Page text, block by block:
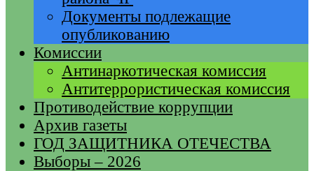
Документы подлежащие
опубликованию
Комиссии
Антинаркотическая комиссия
Антитеррористическая комиссия
Противодействие коррупции
Архив газеты
ГОД ЗАЩИТНИКА ОТЕЧЕСТВА
Выборы – 2026